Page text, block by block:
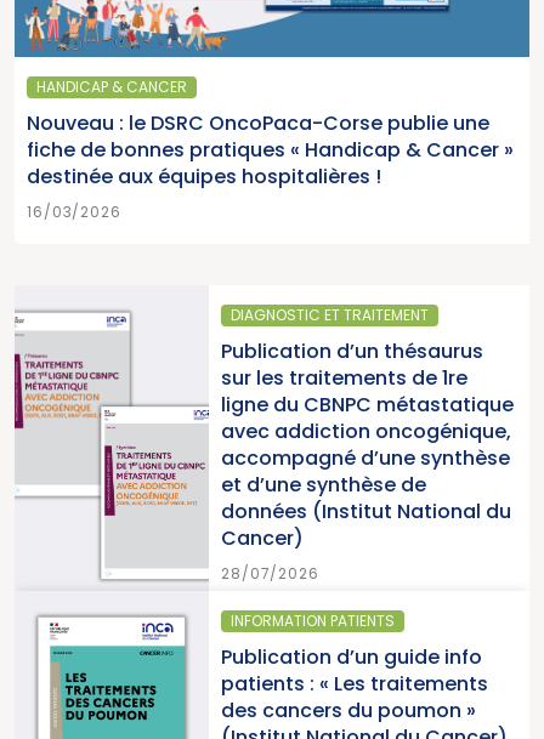
HANDICAP & CANCER
Nouveau : le DSRC OncoPaca-Corse publie une
fiche de bonnes pratiques « Handicap & Cancer »
destinée aux équipes hospitalières !
16/03/2026
de 1re
synthèse
de
National du
info
»
SANTÉ PUBLIQUE
Parution du
2025 « Une
pour la lutte
cancers »
du Cancer)
15/07/2026
SANTÉ PUBLIQUE -
Parution du
cancers en
2026 (Institut